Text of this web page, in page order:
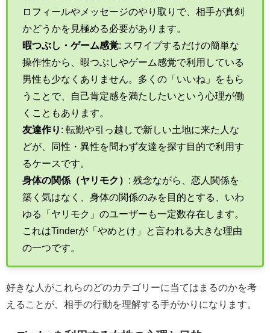
ロフィールやメッセージのやり取りで、相手が真剣
かどうかを見極める必要があります。
暇つぶし・ゲーム感覚: スワイプするだけの簡単な
操作性から、暇つぶしやゲーム感覚で利用している
男性も少なくありません。多くの「いいね」をもら
うことで、自己肯定感を満たしたいという心理が働
くこともあります。
友達作り : 転勤や引っ越しで新しい土地に来た人な
どが、同性・異性を問わず友達を探す目的で利用す
るケースです。
身体の関係（ヤリモク） : 残念ながら、恋人関係を
築く気はなく、身体の関係のみを目的とする、いわ
ゆる「ヤリモク」のユーザーも一定数存在します。
これはTinderが「やめとけ」と言われる大きな理由
の一つです。
好きな人がこれらのどのカテゴリーに当てはまるのかを考
えることが、相手の行動を理解する手がかりになります。